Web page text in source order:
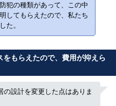
犯の種類があって、この中
してもらえたので、私たち
た。
をもらえたので、費用が抑えら
の設計を変更した点はありま